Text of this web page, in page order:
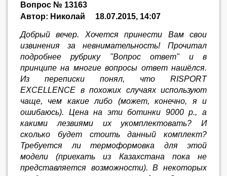
Вопрос № 13163
Автор: Николай
18.07.2015, 14:07
Добрый вечер. Хочется принести Вам свои
извинения за невнимательность! Прочитал
подробнее рубрику "Вопрос ответ" и в
принципе на многие вопросы ответ нашёлся.
Из переписки понял, что RISPORT
EXCELLENCE в похожих случаях используют
чаще, чем какие либо (может, конечно, я и
ошибаюсь). Цена на эти ботинки 9000 р., а
какими лезвиями их укомплектовать? И
сколько будет стоить данный комплект?
Требуется ли термоформовка для этой
модели (приехать из Казахстана пока не
представляется возможности). В некоторых